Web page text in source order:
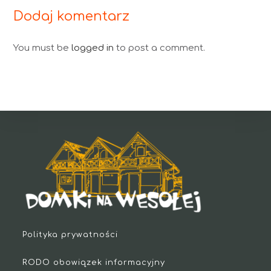
Dodaj komentarz
You must belogged in to post a comment.
Polityka prywatności
RODO obowiązek informacyjny